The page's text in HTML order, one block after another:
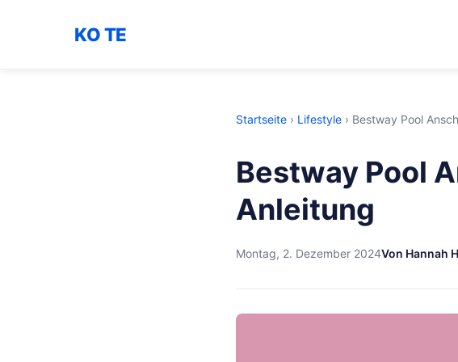
KO TE
Startseite › Lifestyle › Bestway Pool
Bestway Pool
Anleitung
Montag, 2. Dezember 2024Von Hannah